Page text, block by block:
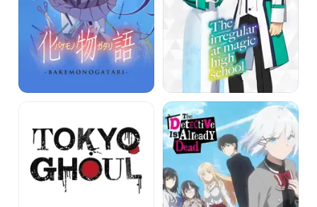
The
Detective
Is
Already
Dead